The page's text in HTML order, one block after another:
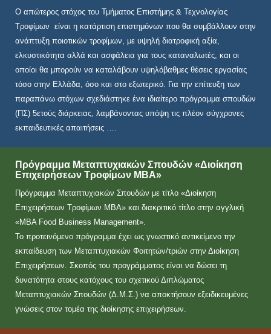
Ο απώτερος στόχος του Τμήματος Επιστήμης & Τεχνολογίας
Τροφίμων είναι η κατάρτιση επιστημόνων που θα συμβάλλουν στην
ανάπτυξη ποιοτικών τροφίμων, με υψηλή διατροφική αξία,
ελκυστικότητα αλλά και ασφάλεια για τους καταναλωτές, και οι
οποίοι θα μπορούν να καταλάβουν υψηλόβαθμες θέσεις εργασίας
τόσο στην Ελλάδα, όσο και στο εξωτερικό. Για την επίτευξη των
παραπάνω στόχων σχεδιάστηκε ένα ιδιαίτερο πρόγραμμα σπουδών
(ΠΣ) 5ετούς διάρκειας, λαμβάνοντας υπόψη τις πλέον σύγχρονες
εκπαιδευτικές απαιτήσεις ….
Πρόγραμμα Μεταπτυχιακών Σπουδών «Διοίκηση
Επιχειρήσεων Τροφίμων ΜΒΑ»
Πρόγραμμα Μεταπτυχιακών Σπουδών με τίτλο «Διοίκηση
Επιχειρήσεων Τροφίμων ΜΒΑ» και διακριτικό τίτλο στην αγγλική
«MBA Food Business Management».
Το προτεινόμενο πρόγραμμα έχει ως γνωστικό αντικείμενο την
εκπαίδευση των Μεταπτυχιακών Φοιτητών/τριών στην Διοίκηση
Επιχειρήσεων. Σκοπός του προγράμματος είναι να δώσει τη
δυνατότητα στους κατόχους του σχετικού Διπλώματος
Μεταπτυχιακών Σπουδών (Δ.Μ.Σ.) να αποκτήσουν εξειδικευμένες
γνώσεις στον τομέα της διοίκησης επιχειρήσεων.